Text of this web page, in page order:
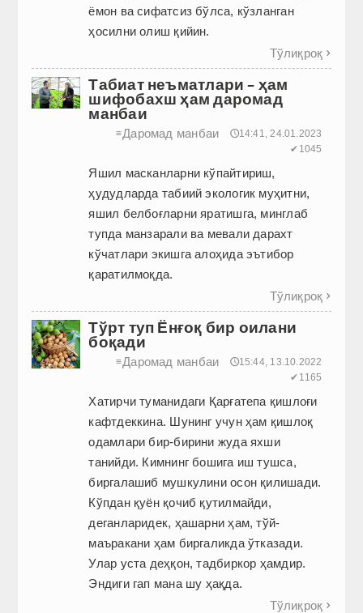
ёмон ва сифатсиз бўлса, кўзланган
ҳосилни олиш қийин.
Тўлиқроқ 
Табиат неъматлари – ҳам
шифобахш ҳам даромад
манбаи
≡Даромад манбаи
🕔14:41, 24.01.2023
✔1045
Яшил масканларни кўпайтириш,
ҳудудларда табиий экологик муҳитни,
яшил белбоғларни яратишга, минглаб
тупда манзарали ва мевали дарахт
кўчатлари экишга алоҳида эътибор
қаратилмоқда.
Тўлиқроқ 
Тўрт туп Ёнғоқ бир оилани
боқади
≡Даромад манбаи
🕔15:44, 13.10.2022
✔1165
Хатирчи туманидаги Қарғатепа қишлоғи
кафтдеккина. Шунинг учун ҳам қишлоқ
одамлари бир-бирини жуда яхши
танийди. Кимнинг бошига иш тушса,
биргалашиб мушкулини осон қилишади.
Кўпдан қуён қочиб қутилмайди,
деганларидек, ҳашарни ҳам, тўй-
маъракани ҳам биргаликда ўтказади.
Улар уста деҳқон, тадбиркор ҳамдир.
Эндиги гап мана шу ҳақда.
Тўлиқроқ 